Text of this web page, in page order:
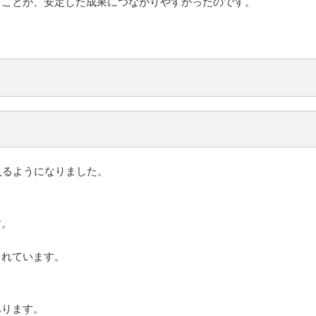
ようになりました。
ています。
ます。